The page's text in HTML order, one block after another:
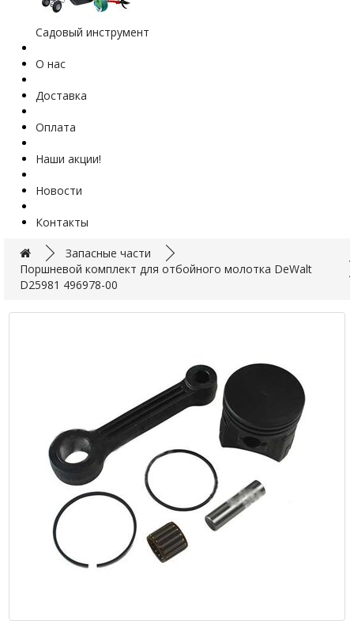
Садовый инструмент
О нас
Доставка
Оплата
Наши акции!
Новости
Контакты
Запасные части
Поршневой комплект для отбойного молотка DeWalt
D25981 496978-00